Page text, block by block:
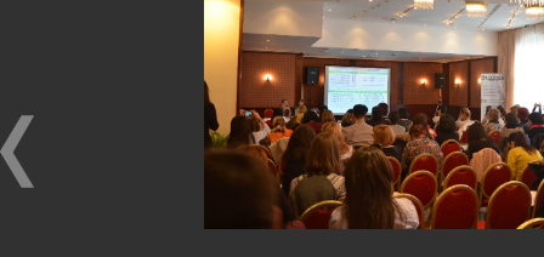
Изменения в трудовом и
налоговом
законодательстве:
Обязательное
медицинское страхование,